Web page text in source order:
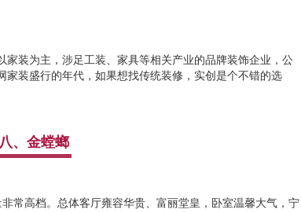
家装为主，涉足工装、家具等相关产业的品牌装饰企业，公
家装盛行的年代，如果想找传统装修，实创是个不错的选
八、金螳螂
常高档。总体客厅雍容华贵、富丽堂皇，卧室温馨大气，宁